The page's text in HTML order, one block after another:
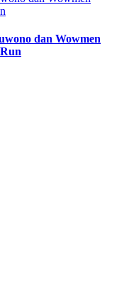
dan Wowmen